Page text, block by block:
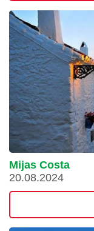
Mijas Costa
20.08.2024